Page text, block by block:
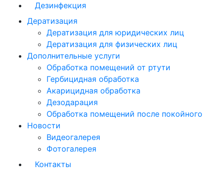
Дезинфекция
Дератизация
Дератизация для юридических лиц
Дератизация для физических лиц
Дополнительные услуги
Обработка помещений от ртути
Гербицидная обработка
Акарицидная обработка
Дезодарация
Обработка помещений после покойного
Новости
Видеогалерея
Фотогалерея
Контакты